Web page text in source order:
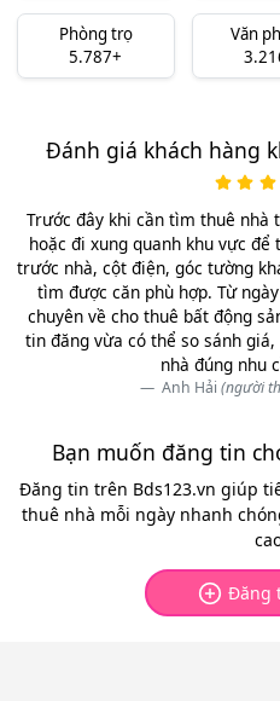
Phòng trọ
5.787+
Văn
Đánh giá khách hàng
Trước đây khi cần tìm thuê
hoặc đi xung quanh khu vực
trước nhà, cột điện, góc tường
tìm được căn phù hợp. Từ
chuyên về cho thuê bất động
tin đăng vừa có thể so sánh
nhà đúng nhu
Anh Hải (người
Bạn muốn đăng tin
Đăng tin trên Bds123.vn giúp
thuê nhà mỗi ngày nhanh
Đăng